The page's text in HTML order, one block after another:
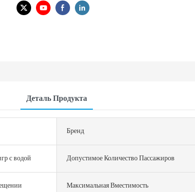
Деталь Продукта
Бренд
с водой Допустимое Количество Пассажиров
Максимальная Вместимость